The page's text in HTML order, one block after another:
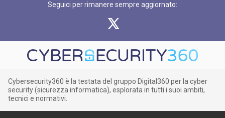
Seguici per rimanere sempre aggiornato:
Cybersecurity360 è la testata del gruppo Digital360 per la cyber
security (sicurezza informatica), esplorata in tutti i suoi ambiti,
tecnici e normativi.